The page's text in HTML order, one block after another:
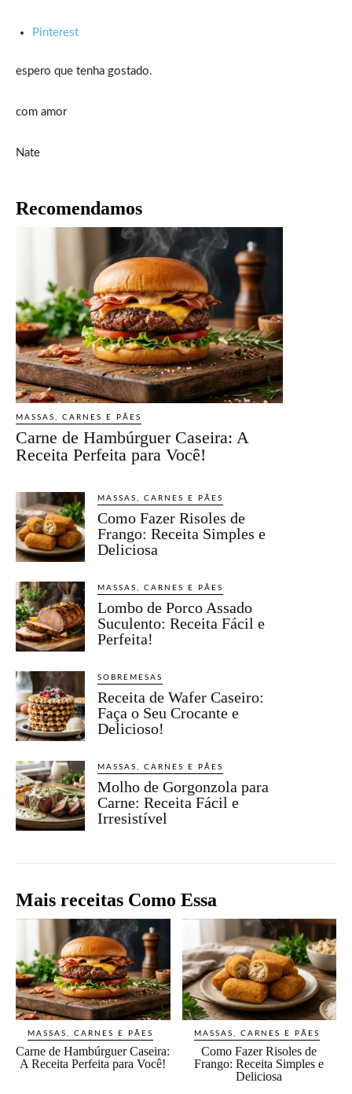
Pinterest
espero que tenha gostado.
com amor
Nate
Recomendamos
MASSAS, CARNES E PÃES
Carne de Hambúrguer Caseira: A
Receita Perfeita para Você!
MASSAS, CARNES E PÃES
Como Fazer Risoles de
Frango: Receita Simples e
Deliciosa
MASSAS, CARNES E PÃES
Lombo de Porco Assado
Suculento: Receita Fácil e
Perfeita!
SOBREMESAS
Receita de Wafer Caseiro:
Faça o Seu Crocante e
Delicioso!
MASSAS, CARNES E PÃES
Molho de Gorgonzola para
Carne: Receita Fácil e
Irresistível
Mais receitas Como Essa
MASSAS, CARNES E PÃES
Carne de Hambúrguer Caseira:
A Receita Perfeita para Você!
MASSAS, CARNES E PÃES
Como Fazer Risoles de
Frango: Receita Simples e
Deliciosa